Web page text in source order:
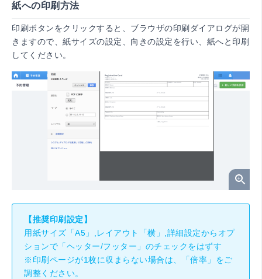
紙への印刷方法
印刷ボタンをクリックすると、ブラウザの印刷ダイアログが開
きますので、紙サイズの設定、向きの設定を行い、紙へと印刷
してください。
【推奨印刷設定】
用紙サイズ「A5」,レイアウト「横」,詳細設定からオプ
ションで「ヘッター/フッター」のチェックをはずす
※印刷ページが1枚に収まらない場合は、「倍率」をご
調整ください。